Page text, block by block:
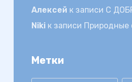
Алексей к записи С
Nikiк записи Природные
Метки